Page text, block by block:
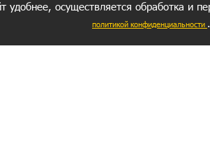
удобнее, осуществляется обработка и
политикой конфиденциальности